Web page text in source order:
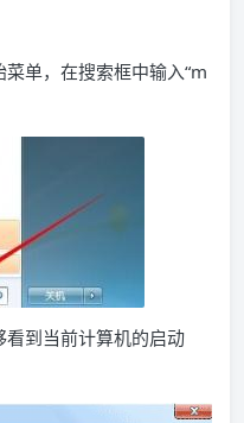
单，在搜索框中输入“m
到当前计算机的启动